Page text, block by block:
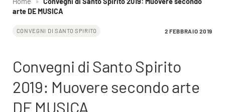
arte DE MUSICA
CONVEGNI DI SANTO SPIRITO 2 FEBBRAIO 2019
Convegni di Santo Spirito
2019: Muovere secondo arte
DE MUSICA